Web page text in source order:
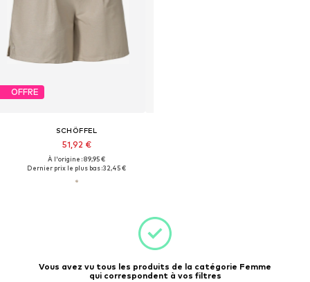
OFFRE
SCHÖFFEL
51,92 €
À l'origine : 89,95 €
Dernier prix le plus bas :32,45 €
Vous avez vu tous les produits de la catégorie Femme
qui correspondent à vos filtres